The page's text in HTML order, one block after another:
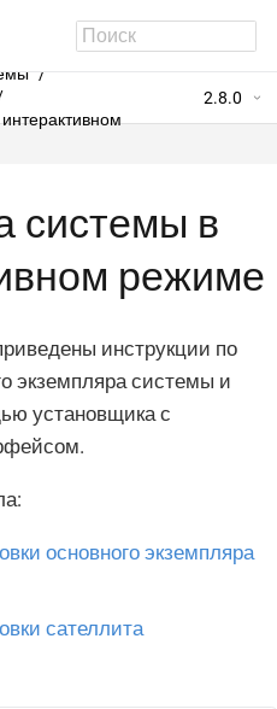
2.8.0
системы в
режиме
инструкции по
экземпляра системы и
установщика с
основного экземпляра
сателлита